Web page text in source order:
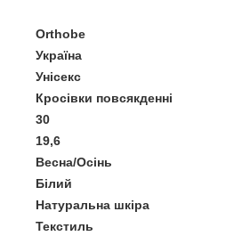
Orthobe
Україна
Унісекс
Кросівки повсякденні
30
19,6
Весна/Осінь
Білий
Натуральна шкіра
Текстиль